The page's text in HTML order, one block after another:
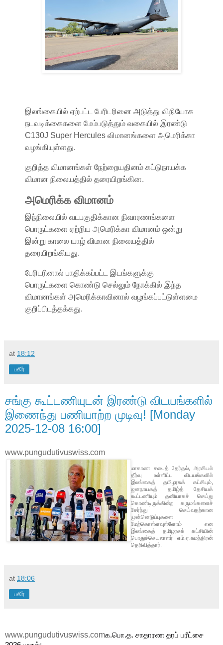
இலங்கையில் ஏற்பட்ட பேரிடரினை அடுத்து விநியோக
நடவடிக்கைகளை மேம்படுத்தும் வகையில் இரண்டு
C130J Super Hercules விமானங்களை அமெரிக்கா
வழங்கியுள்ளது.
குறித்த விமானங்கள் நேற்றையதினம் கட்டுநாயக்க
விமான நிலையத்தில் தரையிறங்கின.
அமெரிக்க விமானம்
இந்நிலையில் வடபகுதிக்கான நிவாரணங்களை
பொருட்களை ஏற்றிய அமெரிக்கா விமானம் ஒன்று
இன்று காலை யாழ் விமான நிலையத்தில்
தரையிறங்கியது.
பேரிடரினால் பாதிக்கப்பட்ட இடங்களுக்கு
பொருட்களை கொண்டு செல்லும் நோக்கில் இந்த
விமானங்கள் அமெரிக்காவினால் வழங்கப்பட்டுள்ளமை
குறிப்பிடத்தக்கது.
at 18:12
பகிர்
சங்கு கூட்டணியுடன் இரண்டு விடயங்களில்
இணைந்து பணியாற்ற முடிவு! [Monday
2025-12-08 16:00]
www.pungudutivuswiss.com
மாகாண சபைத் தேர்தல், அரசியல்
தீர்வு உள்ளிட்ட விடயங்களில்
இலங்கைத் தமிழரசுக் கட்சியும்,
ஜனநாயகத் தமிழ்த் தேசியக்
கூட்டணியும் தனியாகச் செய்து
கொண்டிருக்கின்ற கருமங்களைச்
சேர்ந்து செய்வதற்கான
முன்னெடுப்புகளை
மேற்கொள்ளவுள்ளோம் என
இலங்கைத் தமிழரசுக் கட்சியின்
பொதுச்செயலாளர் எம்.ஏ.சுமந்திரன்
தெரிவித்தார்.
at 18:06
பகிர்
www.pungudutivuswiss.comக.பொ.த. சாதாரண தரப் பரீட்சை